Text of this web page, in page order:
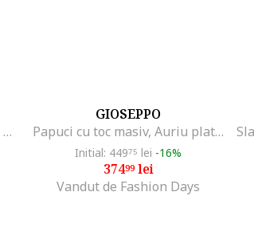
Saboti cu varf patrat Balkan, Negru
GIOSEPPO
Papuci cu toc masiv, Auriu platinat
Initial: 44975 lei -16%
37499lei
Vandut de Fashion Days